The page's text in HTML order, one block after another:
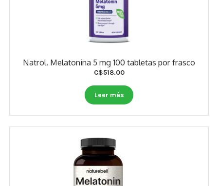
Natrol. Melatonina 5 mg 100 tabletas por frasco
C$518.00
Leer más